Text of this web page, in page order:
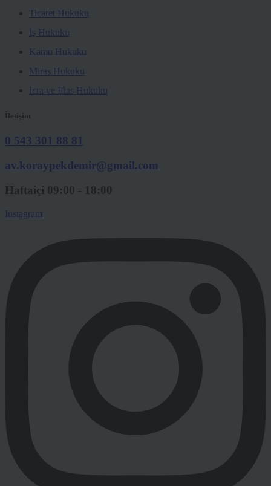
Ticaret Hukuku
İş Hukuku
Kamu Hukuku
Miras Hukuku
İcra ve İflas Hukuku
İletişim
0 543 301 88 81
av.koraypekdemir@gmail.com
Haftaiçi 09:00 - 18:00
Instagram